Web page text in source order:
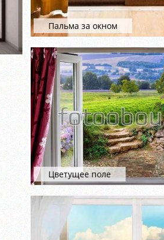
Пальма за окном
Цветущее поле